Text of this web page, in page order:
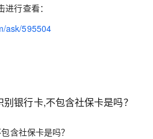
行查看：
ask/595504
银行卡,不包含社保卡是吗？
含社保卡是吗？